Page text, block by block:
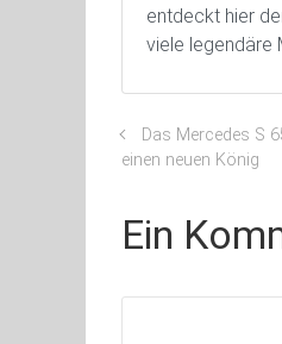
entdeckt hier
viele legendäre
Das Mercedes S
einen neuen König
Ein